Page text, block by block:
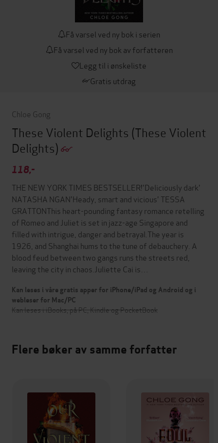
Få varsel ved ny bok i serien
Få varsel ved ny bok av forfatteren
Legg til i ønskeliste
Gratis utdrag
Chloe Gong
These Violent Delights (These Violent
Delights)
118,-
THE NEW YORK TIMES BESTSELLER!'Deliciously dark'
NATASHA NGAN'Heady, smart and vicious' TESSA
GRATTONThis heart-pounding fantasy romance retelling
of Romeo and Juliet is set in jazz-age Singapore and
filled with intrigue, danger and betrayal.The year is
1926, and Shanghai hums to the tune of debauchery. A
blood feud between two gangs runs the streets red,
leaving the city in chaos.Juliette Cai is…
Kan leses i våre gratis apper for iPhone/iPad og Android og i
webleser for Mac/PC
Kan leses i iBooks, på PC, Kindle og PocketBook
Flere bøker av samme forfatter